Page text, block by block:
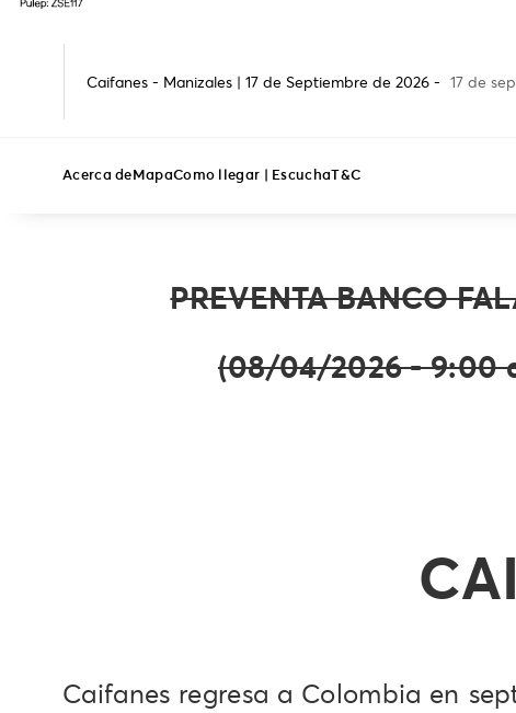
Caifanes - Manizales | 17 de Septiembre de 2026 - 17 de
Acerca deMapaComo llegar | EscuchaT&C
PREVENTA BANCO
(08/04/2026 - 9:00
Caifanes regresa a Colombia en